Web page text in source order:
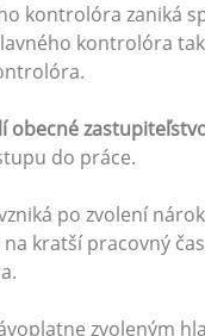
kontrolóra zaniká
kontrolóra
obecné
do práce.
po zvolení
kratší pracovný
zvoleným